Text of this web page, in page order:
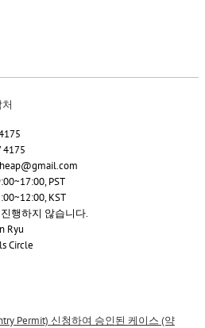
4175
PST
KST
행하지 않습니다.
Ryu
Circle
Permit) 신청하여 승인된 케이스 (약